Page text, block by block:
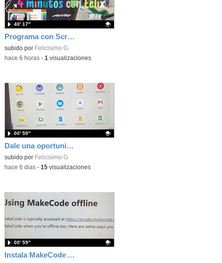
Programa con Scratch juegos con los partidos del mundial 2026 ganados por España
Contenido educativo.
subido por Felicisimo G.
40′ 17″
-hace 6 horas- 1 visualizaciones
Dale una oportunidad a los Chromebooks y utiliza un proyector para realizar talleres si no tienes pantallas táctiles
Contenido educativo.
subido por Felicisimo G.
00′ 59″
-hace 6 dias- 15visualizaciones
Instala MakeCode Arcade para trabajar offline en tu tablet, ordenador, Chromebook
00′ 59″